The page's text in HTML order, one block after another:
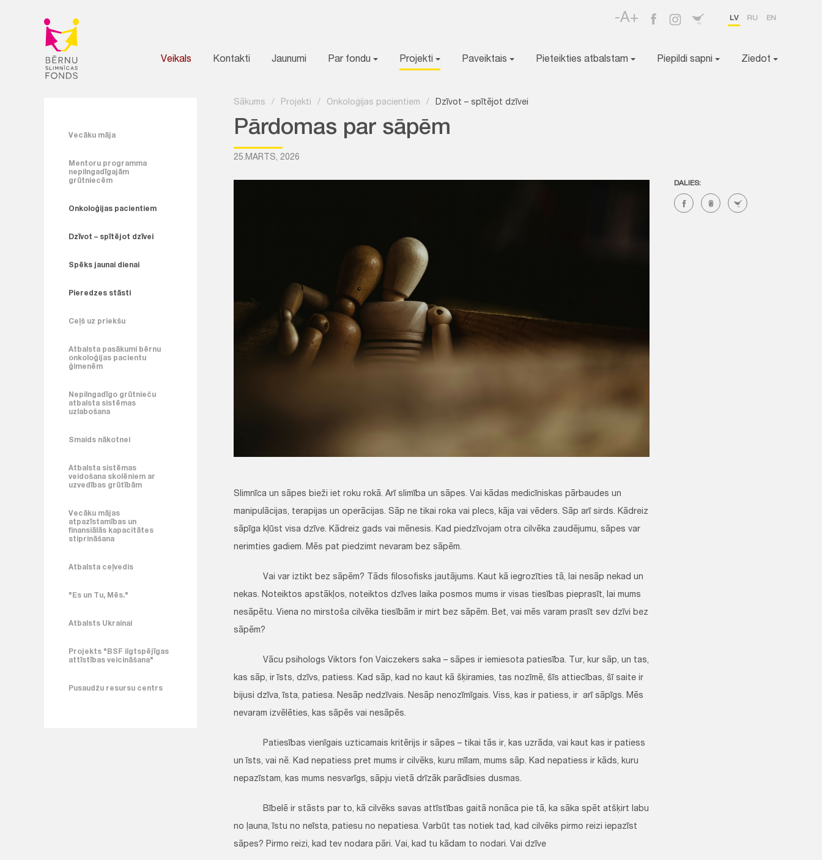
-A+ LV RU EN
Veikals Kontakti Jaunumi Par fondu Projekti Paveiktais Pieteikties atbalstam Piepildi sapni Ziedot
Vecāku māja
Mentoru programma
nepilngadīgajām
grūtniecēm
Onkoloģijas pacientiem
Dzīvot – spītējot dzīvei
Spēks jaunai dienai
Pieredzes stāsti
Ceļš uz priekšu
Atbalsta pasākumi bērnu
onkoloģijas pacientu
ģimenēm
Nepilngadīgo grūtnieču
atbalsta sistēmas
uzlabošana
Smaids nākotnei
Atbalsta sistēmas
veidošana skolēniem ar
uzvedības grūtībām
Vecāku mājas
atpazīstamības un
finansiālās kapacitātes
stiprināšana
Atbalsta ceļvedis
"Es un Tu, Mēs."
Atbalsts Ukrainai
Projekts "BSF ilgtspējīgas
attīstības veicināšana"
Pusaudžu resursu centrs
Sākums / Projekti / Onkoloģijas pacientiem / Dzīvot – spītējot dzīvei
Pārdomas par sāpēm
25.MARTS, 2026
DALIES:
Slimnīca un sāpes bieži iet roku rokā. Arī slimība un sāpes. Vai kādas medicīniskas pārbaudes un
manipulācijas, terapijas un operācijas. Sāp ne tikai roka vai plecs, kāja vai vēders. Sāp arī sirds. Kādreiz
sāpīga kļūst visa dzīve. Kādreiz gads vai mēnesis. Kad piedzīvojam otra cilvēka zaudējumu, sāpes var
nerimties gadiem. Mēs pat piedzimt nevaram bez sāpēm.
Vai var iztikt bez sāpēm? Tāds filosofisks jautājums. Kaut kā iegrozīties tā, lai nesāp nekad un
nekas. Noteiktos apstākļos, noteiktos dzīves laika posmos mums ir visas tiesības pieprasīt, lai mums
nesāpētu. Viena no mirstoša cilvēka tiesībām ir mirt bez sāpēm. Bet, vai mēs varam prasīt sev dzīvi bez
sāpēm?
Vācu psihologs Viktors fon Vaiczekers saka – sāpes ir iemiesota patiesība. Tur, kur sāp, un tas,
kas sāp, ir īsts, dzīvs, patiess. Kad sāp, kad no kaut kā šķiramies, tas nozīmē, šīs attiecības, šī saite ir
bijusi dzīva, īsta, patiesa. Nesāp nedzīvais. Nesāp nenozīmīgais. Viss, kas ir patiess, ir arī sāpīgs. Mēs
nevaram izvēlēties, kas sāpēs vai nesāpēs.
Patiesības vienīgais uzticamais kritērijs ir sāpes – tikai tās ir, kas uzrāda, vai kaut kas ir patiess
un īsts, vai nē. Kad nepatiess pret mums ir cilvēks, kuru mīlam, mums sāp. Kad nepatiess ir kāds, kuru
nepazīstam, kas mums nesvarīgs, sāpju vietā drīzāk parādīsies dusmas.
Bībelē ir stāsts par to, kā cilvēks savas attīstības gaitā nonāca pie tā, ka sāka spēt atšķirt labu
no ļauna, īstu no neīsta, patiesu no nepatiesa. Varbūt tas notiek tad, kad cilvēks pirmo reizi iepazīst
sāpes? Pirmo reizi, kad tev nodara pāri. Vai, kad tu kādam to nodari. Vai dzīve